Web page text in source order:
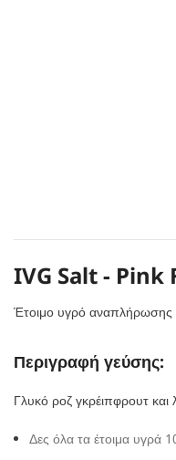
IVG Salt - Pink
Έτοιμο υγρό αναπλήρωσης
Περιγραφή γεύσης:
Γλυκό ροζ γκρέιπφρουτ και
Δες όλα τα έτοιμα υγρά